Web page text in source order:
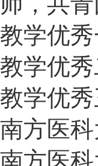
教学优
教学优
教学优秀
南方医
南方医